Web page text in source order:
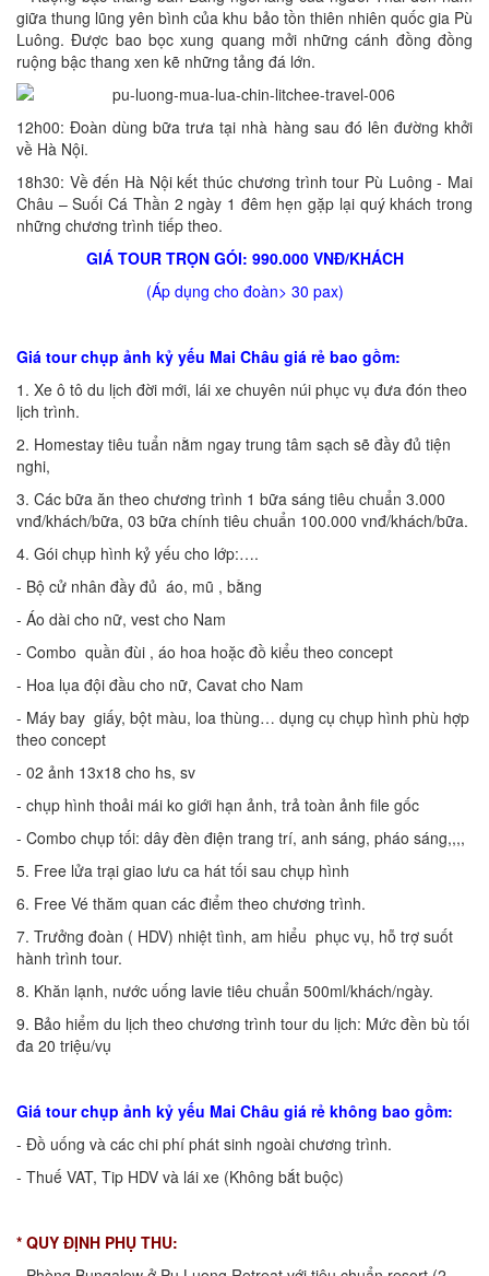
giữa thung lũng yên bình của khu bảo tồn thiên nhiên quốc gia Pù
Luông. Được bao bọc xung quang mởi những cánh đồng đồng
ruộng bậc thang xen kẽ những tảng đá lớn.
12h00: Đoàn dùng bữa trưa tại nhà hàng sau đó lên đường khởi
về Hà Nội.
18h30: Về đến Hà Nội kết thúc chương trình tour Pù Luông - Mai
Châu – Suối Cá Thần 2 ngày 1 đêm hẹn gặp lại quý khách trong
những chương trình tiếp theo.
GIÁ TOUR TRỌN GÓI: 990.000 VNĐ/KHÁCH
(Áp dụng cho đoàn> 30 pax)
Giá tour chụp ảnh kỷ yếu Mai Châu giá rẻ bao gồm:
1. Xe ô tô du lịch đời mới, lái xe chuyên núi phục vụ đưa đón theo
lịch trình.
2. Homestay tiêu tuẩn nằm ngay trung tâm sạch sẽ đầy đủ tiện
nghi,
3. Các bữa ăn theo chương trình 1 bữa sáng tiêu chuẩn 3.000
vnđ/khách/bữa, 03 bữa chính tiêu chuẩn 100.000 vnđ/khách/bữa.
4. Gói chụp hình kỷ yếu cho lớp:….
- Bộ cử nhân đầy đủ áo, mũ , bằng
- Áo dài cho nữ, vest cho Nam
- Combo quần đùi , áo hoa hoặc đồ kiểu theo concept
- Hoa lụa đội đầu cho nữ, Cavat cho Nam
- Máy bay giấy, bột màu, loa thùng… dụng cụ chụp hình phù hợp
theo concept
- 02 ảnh 13x18 cho hs, sv
- chụp hình thoải mái ko giới hạn ảnh, trả toàn ảnh file gốc
- Combo chụp tối: dây đèn điện trang trí, anh sáng, pháo sáng,,,,
5. Free lửa trại giao lưu ca hát tối sau chụp hình
6. Free Vé thăm quan các điểm theo chương trình.
7. Trưởng đoàn ( HDV) nhiệt tình, am hiểu phục vụ, hỗ trợ suốt
hành trình tour.
8. Khăn lạnh, nước uống lavie tiêu chuẩn 500ml/khách/ngày.
9. Bảo hiểm du lịch theo chương trình tour du lịch: Mức đền bù tối
đa 20 triệu/vụ
Giá tour chụp ảnh kỷ yếu Mai Châu giá rẻ không bao gồm:
- Đồ uống và các chi phí phát sinh ngoài chương trình.
- Thuế VAT, Tip HDV và lái xe (Không bắt buộc)
* QUY ĐỊNH PHỤ THU: